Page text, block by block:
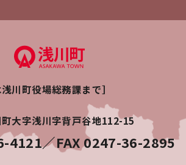
川町役場総務課まで］
大字浅川字背戸谷地112-15
4121／FAX 0247-36-2895